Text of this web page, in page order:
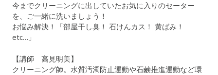
今までクリーニングに出していたお気に入りのセーター
を、ご一緒に洗いましょう！
お悩み解決！「部屋干し臭！ 石けんカス！ 黄ばみ！
etc…」
【講師 高見明美】
クリーニング師。水質汚濁防止運動や石鹸推進運動など環